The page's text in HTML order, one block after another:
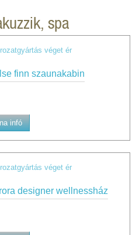
spa
véget ér
finn szaunakabin
infó
véget ér
designer wellnessház